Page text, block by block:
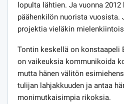
lopulta lähtien. Ja vuonna
päähenkilön nuorista vuosista.
projektia vieläkin
Tontin keskellä on konstaapeli
on vaikeuksia kommunikoida
mutta hänen välitön
tulijan lahjakkuuden ja antaa
monimutkaisimpia rikoksia.